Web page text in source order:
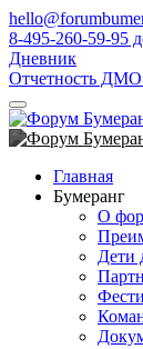
8-495-260-59-95
Дневник
Отчетность ДМО
Главная
Бумеранг
О
Дети